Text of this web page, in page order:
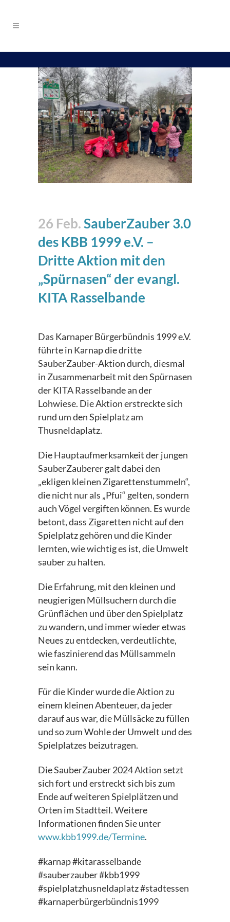
26 Feb.SauberZauber 3.0
des KBB 1999 e.V. –
Dritte Aktion mit den
„Spürnasen“ der evangl.
KITA Rasselbande
Das Karnaper Bürgerbündnis 1999 e.V.
führte in Karnap die dritte
SauberZauber-Aktion durch, diesmal
in Zusammenarbeit mit den Spürnasen
der KITA Rasselbande an der
Lohwiese. Die Aktion erstreckte sich
rund um den Spielplatz am
Thusneldaplatz.
Die Hauptaufmerksamkeit der jungen
SauberZauberer galt dabei den
„ekligen kleinen Zigarettenstummeln“,
die nicht nur als „Pfui“ gelten, sondern
auch Vögel vergiften können. Es wurde
betont, dass Zigaretten nicht auf den
Spielplatz gehören und die Kinder
lernten, wie wichtig es ist, die Umwelt
sauber zu halten.
Die Erfahrung, mit den kleinen und
neugierigen Müllsuchern durch die
Grünflächen und über den Spielplatz
zu wandern, und immer wieder etwas
Neues zu entdecken, verdeutlichte,
wie faszinierend das Müllsammeln
sein kann.
Für die Kinder wurde die Aktion zu
einem kleinen Abenteuer, da jeder
darauf aus war, die Müllsäcke zu füllen
und so zum Wohle der Umwelt und des
Spielplatzes beizutragen.
Die SauberZauber 2024 Aktion setzt
sich fort und erstreckt sich bis zum
Ende auf weiteren Spielplätzen und
Orten im Stadtteil. Weitere
Informationen finden Sie unter
www.kbb1999.de/Termine.
#karnap #kitarasselbande
#sauberzauber #kbb1999
#spielplatzhusneldaplatz #stadtessen
#karnaperbürgerbündnis1999